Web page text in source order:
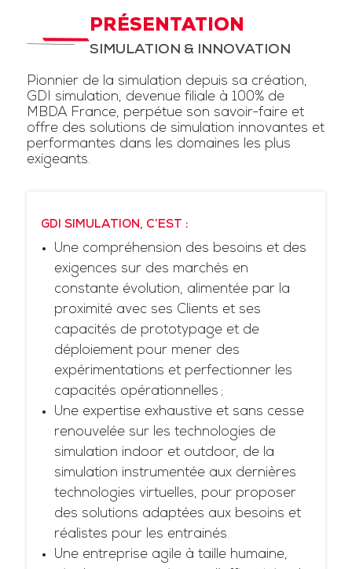
PRÉSENTATION
SIMULATION & INNOVATION
Pionnier de la simulation depuis sa création,
GDI simulation, devenue filiale à 100% de
MBDA France, perpétue son savoir-faire et
offre des solutions de simulation innovantes et
performantes dans les domaines les plus
exigeants.
GDI SIMULATION, C’EST :
Une compréhension des besoins et des
exigences sur des marchés en
constante évolution, alimentée par la
proximité avec ses Clients et ses
capacités de prototypage et de
déploiement pour mener des
expérimentations et perfectionner les
capacités opérationnelles ;
Une expertise exhaustive et sans cesse
renouvelée sur les technologies de
simulation indoor et outdoor, de la
simulation instrumentée aux dernières
technologies virtuelles, pour proposer
des solutions adaptées aux besoins et
réalistes pour les entrainés.
Une entreprise agile à taille humaine,